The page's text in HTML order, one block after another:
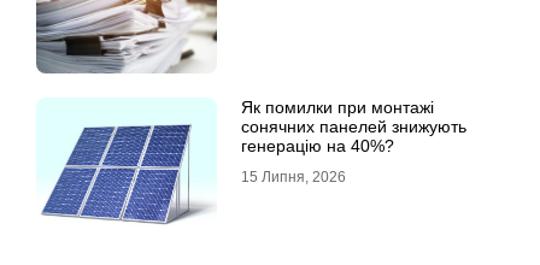
Як помилки при монтажі
сонячних панелей знижують
генерацію на 40%?
15 Липня, 2026